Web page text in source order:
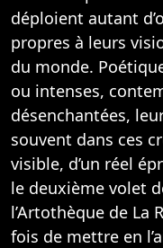
déploient autant
propres à leurs
du monde.
ou intenses,
désenchantées,
souvent dans ces
visible, d’un réel
le deuxième volet
l’Artothèque de La
fois de mettre en